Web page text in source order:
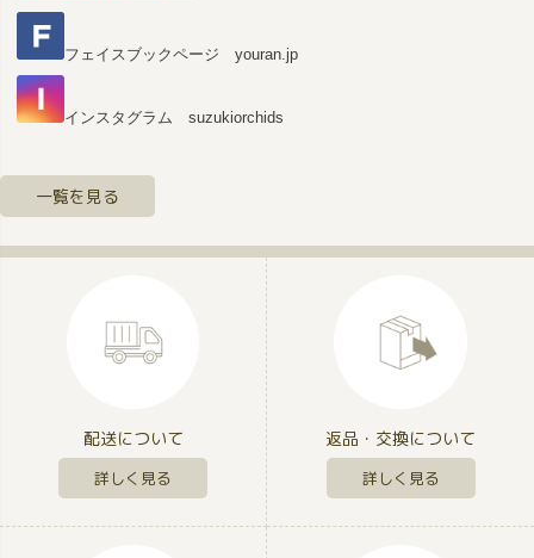
フェイスブックページ youran.jp
インスタグラム suzukiorchids
一覧を見る
配送について
詳しく見る
返品・交換について
詳しく見る